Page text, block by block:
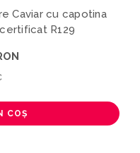
Caviar cu capotina
R129
COȘ